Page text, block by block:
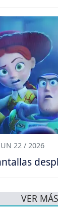
22 / 2026
VER